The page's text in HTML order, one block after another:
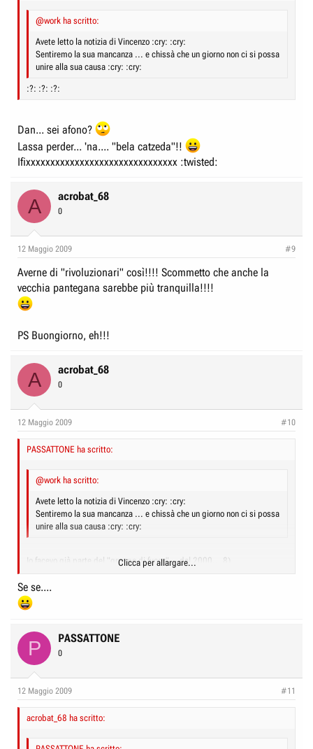
@work ha scritto:
Avete letto la notizia di Vincenzo :cry: :cry:
Sentiremo la sua mancanza ... e chissà che un giorno non ci si possa
unire alla sua causa :cry: :cry:
:?: :?: :?:
Dan... sei afono?
Lassa perder... 'na.... "bela catzeda"!!
Ifixxxxxxxxxxxxxxxxxxxxxxxxxxxxxxx :twisted:
A acrobat_68
0
12 Maggio 2009 #9
Averne di "rivoluzionari" così!!!! Scommetto che anche la
vecchia pantegana sarebbe più tranquilla!!!!
PS Buongiorno, eh!!!
A acrobat_68
0
12 Maggio 2009 #10
PASSATTONE ha scritto:
@work ha scritto:
Avete letto la notizia di Vincenzo :cry: :cry:
Sentiremo la sua mancanza ... e chissà che un giorno non ci si possa
unire alla sua causa :cry: :cry:
Io facevo già parte del "gruppo di fuoco"... dal 2000... 8)
Clicca per allargare...
Se se....
P PASSATTONE
0
12 Maggio 2009 #11
acrobat_68 ha scritto: